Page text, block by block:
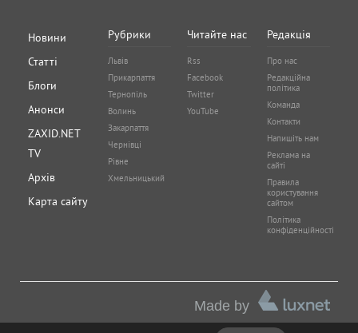
Новини
Статті
Блоги
Анонси
ZAXID.NET
TV
Архів
Карта сайту
Рубрики
Львів
Прикарпаття
Тернопіль
Волинь
Закарпаття
Чернівці
Рівне
Хмельницький
Читайте нас
Rss
Facebook
Twitter
YouTube
Редакція
Про нас
Редакційна
політика
Команда
Контакти
Напишіть нам
Реклама на
сайті
Правила
користування
сайтом
Політика
конфіденційності
Made by